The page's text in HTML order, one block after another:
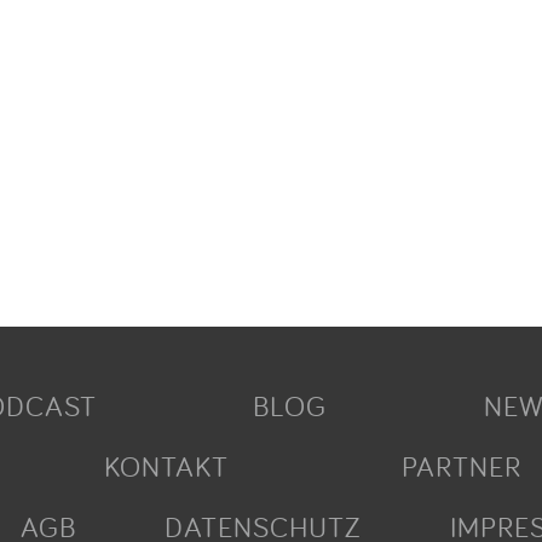
BLOG
KONTAKT
PARTNER
AGB
DATENSCHUTZ